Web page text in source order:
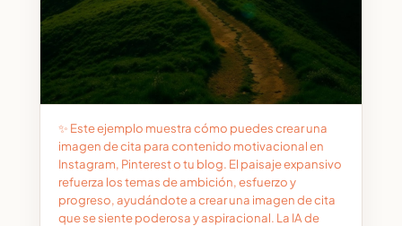
✨ Este ejemplo muestra cómo puedes crear una
imagen de cita para contenido motivacional en
Instagram, Pinterest o tu blog. El paisaje expansivo
refuerza los temas de ambición, esfuerzo y
progreso, ayudándote a crear una imagen de cita
que se siente poderosa y aspiracional. La IA de